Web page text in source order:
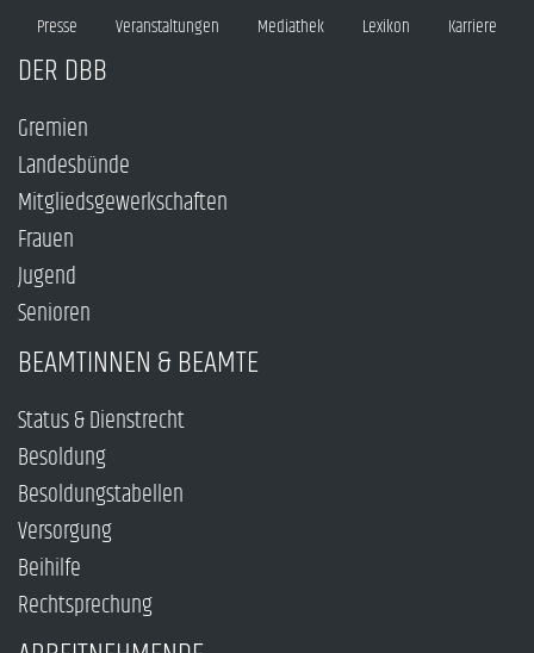
Presse Veranstaltungen Mediathek Lexikon Karriere
DER DBB
Gremien
Landesbünde
Mitgliedsgewerkschaften
Frauen
Jugend
Senioren
BEAMTINNEN & BEAMTE
Status & Dienstrecht
Besoldung
Besoldungstabellen
Versorgung
Beihilfe
Rechtsprechung